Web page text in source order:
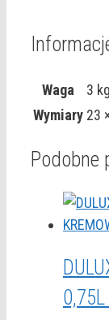
Waga
3 kg
Wymiary 23
Podobne
0,75L